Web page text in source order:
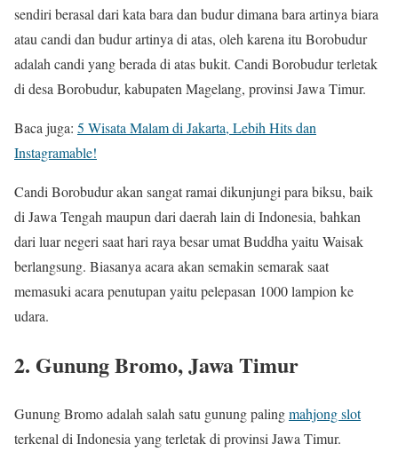
sendiri berasal dari kata bara dan budur dimana bara artinya biara
atau candi dan budur artinya di atas, oleh karena itu Borobudur
adalah candi yang berada di atas bukit. Candi Borobudur terletak
di desa Borobudur, kabupaten Magelang, provinsi Jawa Timur.
Baca juga: 5 Wisata Malam di Jakarta, Lebih Hits dan
Instagramable!
Candi Borobudur akan sangat ramai dikunjungi para biksu, baik
di Jawa Tengah maupun dari daerah lain di Indonesia, bahkan
dari luar negeri saat hari raya besar umat Buddha yaitu Waisak
berlangsung. Biasanya acara akan semakin semarak saat
memasuki acara penutupan yaitu pelepasan 1000 lampion ke
udara.
2. Gunung Bromo, Jawa Timur
Gunung Bromo adalah salah satu gunung palingmahjong slot
terkenal di Indonesia yang terletak di provinsi Jawa Timur.